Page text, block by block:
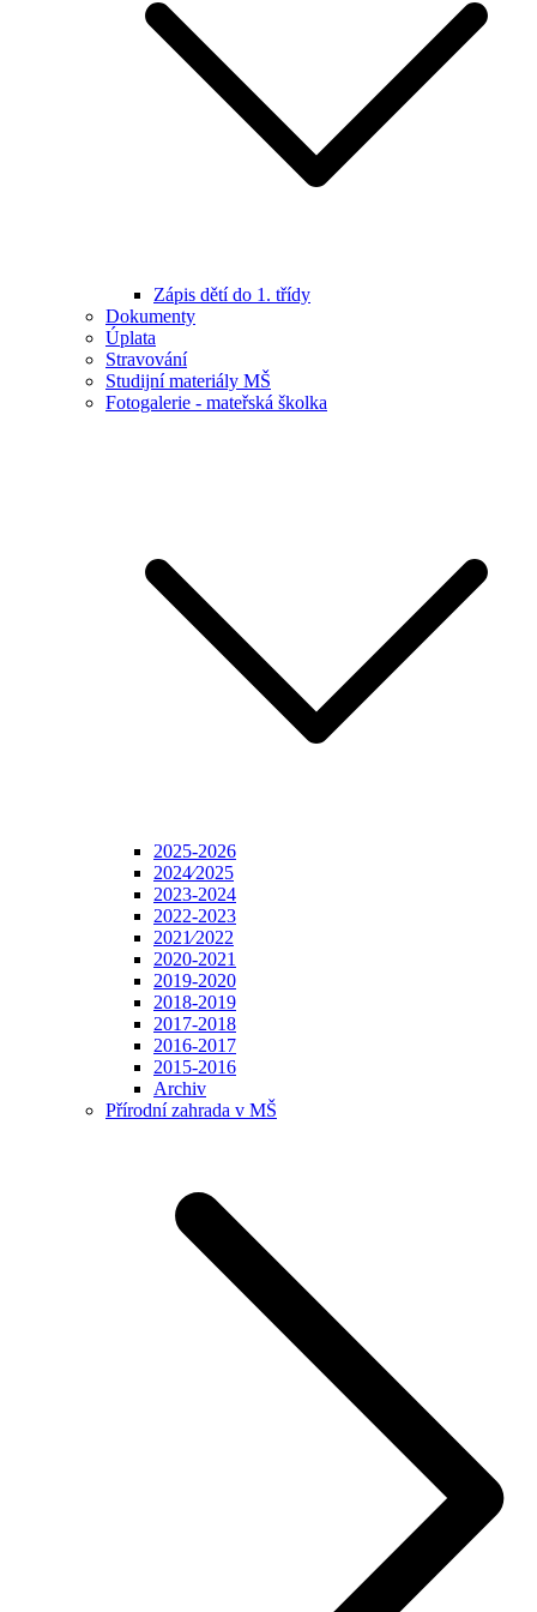
Zápis dětí do 1. třídy
Dokumenty
Úplata
Stravování
Studijní materiály MŠ
Fotogalerie - mateřská školka
2025-2026
2024⁄2025
2023-2024
2022-2023
2021⁄2022
2020-2021
2019-2020
2018-2019
2017-2018
2016-2017
2015-2016
Archiv
Přírodní zahrada v MŠ